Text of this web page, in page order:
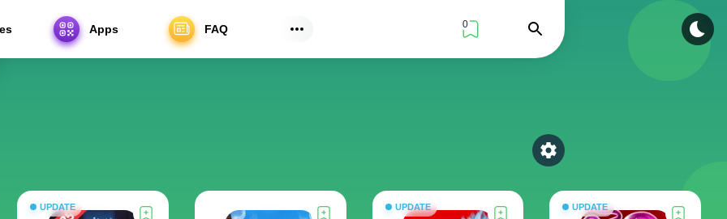
Apps FAQ 0 Find
Select a category
UPDATE UPDATE UPDATE